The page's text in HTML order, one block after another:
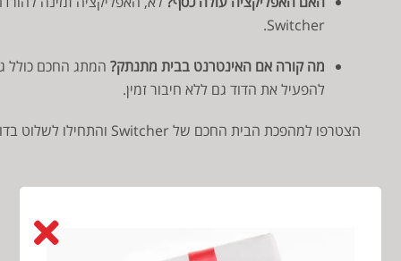
Switcher.
מה קורה אם האינטרנט בבית מתנתק? המתג החכם כולל
להפעיל את הדוד גם ללא חיבור זמין.
הצטרפו למהפכת הבית החכם של Switcher והתחילו לשלוט בדוד שלכם בקליק.